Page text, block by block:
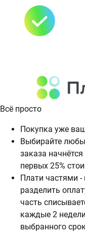
Всё просто
Покупка уже
Выбирайте
заказа
первых 25%
Плати частями
разделить
часть
каждые 2
выбранного